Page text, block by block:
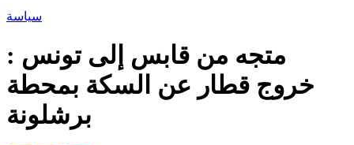
سياسة
متجه من قابس إلى تونس :
خروج قطار عن السكة بمحطة
برشلونة